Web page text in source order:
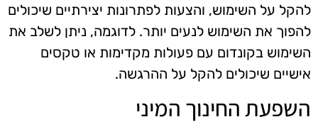
להקל על השימוש, והצעות לפתרונות יצירתיים שיכולים
להפוך את השימוש לנעים יותר. לדוגמה, ניתן לשלב את
השימוש בקונדום עם פעולות מקדימות או טקסים
אישיים שיכולים להקל על ההרגשה.
השפעת החינוך המיני